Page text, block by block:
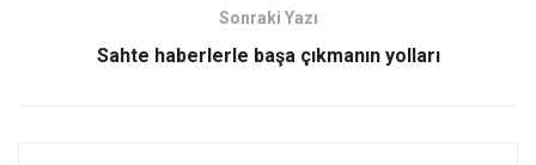
Sonraki Yazı
Sahte haberlerle başa çıkmanın yolları